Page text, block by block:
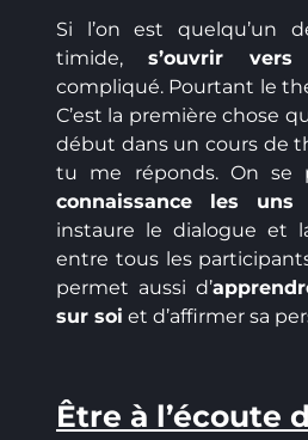
Si l’on est quelqu’un
timide, s’ouvrir vers
compliqué. Pourtant le
C’est la première chose
début dans un cours de
tu me réponds. On se
connaissance les
instaure le dialogue et
entre tous les
permet aussi d’
sur soi et d’affirmer sa
Être à l’écoute